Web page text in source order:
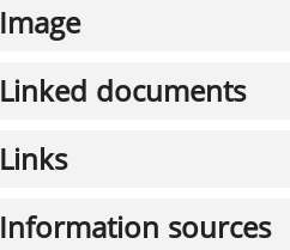
Image
Linked documents
Links
Information sources